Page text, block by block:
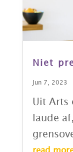
Niet
Jun 7, 2023
Uit Arts
laude
read